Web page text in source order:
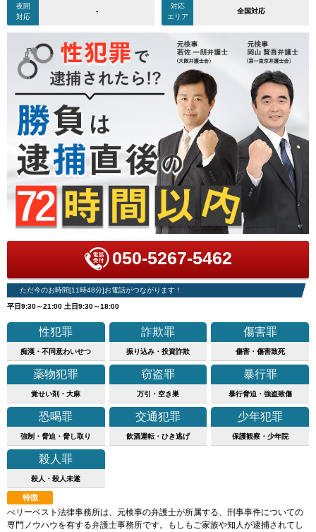
夜間
対応
-
対応
エリア
全国対応
050-5267-5462
ただ今のお時間[11時48分]お電話がつながります！
平日9:30～21:00 土日9:30～18:00
性犯罪
痴漢・不同意わいせつ
詐欺罪
振り込み・投資詐欺
傷害罪
傷害・傷害致死
薬物犯罪
覚せい剤・大麻
窃盗罪
万引・空き巣
暴行罪
暴行脅迫・強盗致傷
恐喝罪
強制・脅迫・脅し取り
交通犯罪
飲酒運転・ひき逃げ
少年犯罪
保護観察・少年院
殺人罪
殺人・殺人未遂
特徴
べリーベスト法律事務所は、元検事の弁護士が所属する、刑事事件についての
専門ノウハウを有する弁護士事務所です。もしもご家族や知人が逮捕されてし